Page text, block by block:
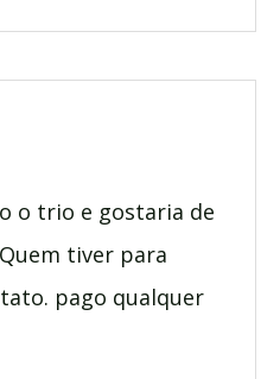
o trio e gostaria de
tiver para
pago qualquer